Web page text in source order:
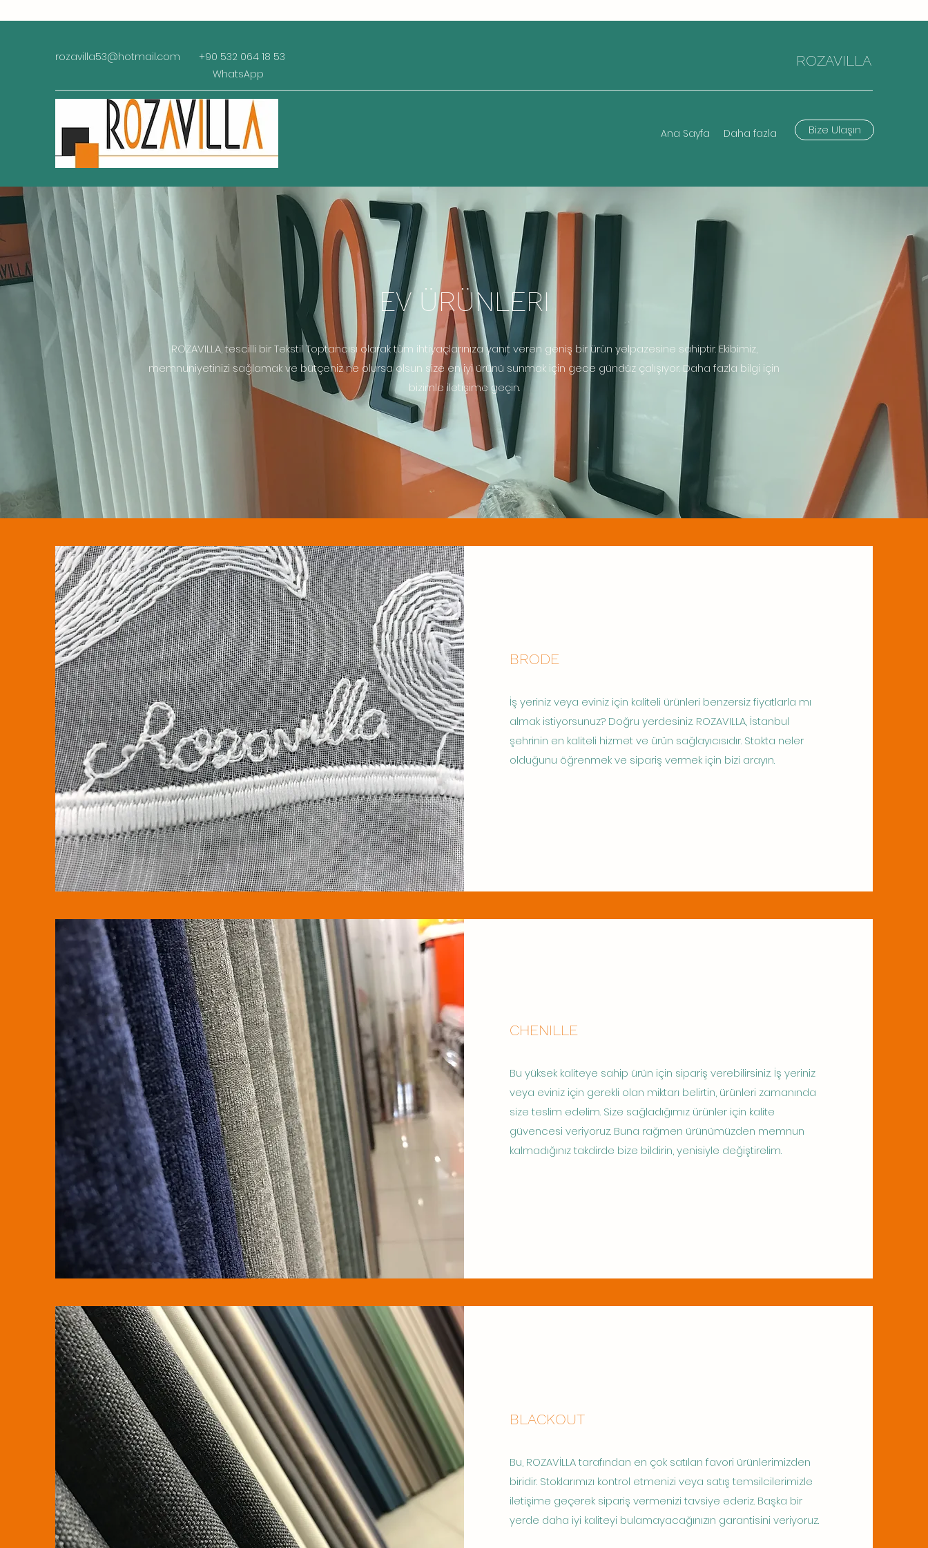
rozavilla53@hotmail.com
+90 532 064 18 53
WhatsApp
ROZAVILLA
Ana Sayfa Daha fazla Bize Ulaşın
EV ÜRÜNLERI
ROZAVILLA, tescilli bir Tekstil Toptancısı olarak tüm ihtiyaçlarınıza yanıt veren geniş bir ürün yelpazesine sahiptir. Ekibimiz,
memnuniyetinizi sağlamak ve bütçeniz ne olursa olsun size en iyi ürünü sunmak için gece gündüz çalışıyor. Daha fazla bilgi için
bizimle iletişime geçin.
BRODE
İş yeriniz veya eviniz için kaliteli ürünleri benzersiz fiyatlarla mı
almak istiyorsunuz? Doğru yerdesiniz. ROZAVILLA, İstanbul
şehrinin en kaliteli hizmet ve ürün sağlayıcısıdır. Stokta neler
olduğunu öğrenmek ve sipariş vermek için bizi arayın.
CHENILLE
Bu yüksek kaliteye sahip ürün için sipariş verebilirsiniz. İş yeriniz
veya eviniz için gerekli olan miktarı belirtin, ürünleri zamanında
size teslim edelim. Size sağladığımız ürünler için kalite
güvencesi veriyoruz. Buna rağmen ürünümüzden memnun
kalmadığınız takdirde bize bildirin, yenisiyle değiştirelim.
BLACKOUT
Bu, ROZAVİLLA tarafından en çok satılan favori ürünlerimizden
biridir. Stoklarımızı kontrol etmenizi veya satış temsilcilerimizle
iletişime geçerek sipariş vermenizi tavsiye ederiz. Başka bir
yerde daha iyi kaliteyi bulamayacağınızın garantisini veriyoruz.